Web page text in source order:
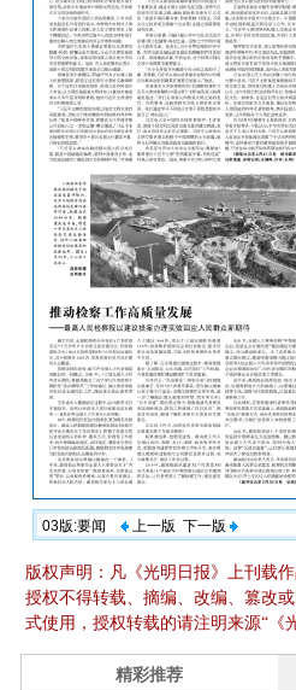
03版:要闻 上一版 下一版
版权声明：凡《光明日报》上刊载
授权不得转载、摘编、改编、篡改
式使用，授权转载的请注明来源“《